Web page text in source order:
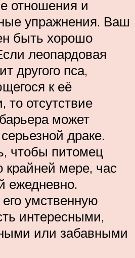
отношения и
упражнения. Ваш
быть хорошо
леопардовая
другого пса,
к её
то отсутствие
может
драке.
чтобы питомец
крайней мере, час
ежедневно.
умственную
интересными,
или забавными